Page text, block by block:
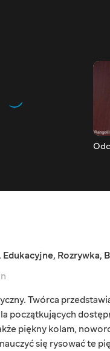
Edukacyjne, Rozrywka,
Twórca
początkujących
piękny kolam,
się rysować te